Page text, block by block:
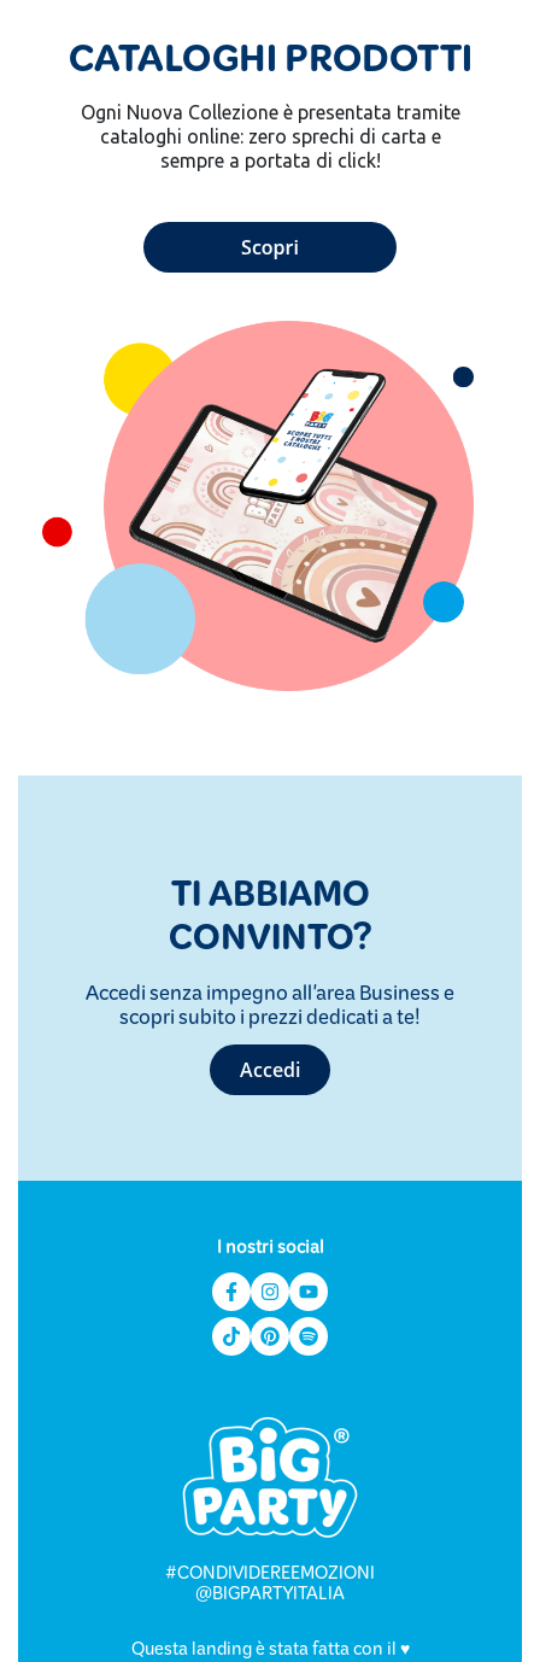
CATALOGHI PRODOTTI
Ogni Nuova Collezione è presentata tramite
cataloghi online: zero sprechi di carta e
sempre a portata di click!
TI ABBIAMO
CONVINTO?
Accedi senza impegno all'area Business e
scopri subito i prezzi dedicati a te!
Accedi
I nostri social
#CONDIVIDEREEMOZIONI
@BIGPARTYITALIA
Questa landing è stata fatta con il ♥